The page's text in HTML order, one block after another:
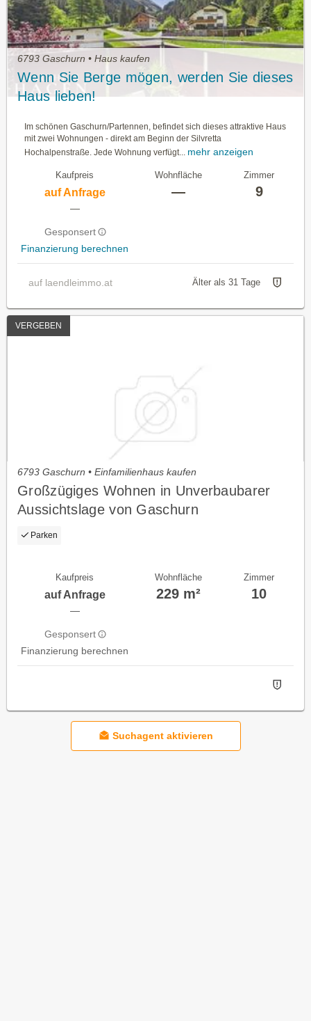
6793 Gaschurn • Haus kaufen
Wenn Sie Berge mögen, werden Sie dieses
Haus lieben!
Im schönen Gaschurn/Partennen, befindet sich dieses attraktive Haus
mit zwei Wohnungen - direkt am Beginn der Silvretta
Hochalpenstraße. Jede Wohnung verfügt...
mehr anzeigen
Kaufpreis
auf Anfrage
—
Gesponsert
Finanzierung berechnen
Wohnfläche
—
Zimmer
9
auf laendleimmo.at Älter als 31 Tage
VERGEBEN
6793 Gaschurn • Einfamilienhaus kaufen
Großzügiges Wohnen in Unverbaubarer
Aussichtslage von Gaschurn
Parken
Kaufpreis
auf Anfrage
—
Gesponsert
Finanzierung berechnen
Wohnfläche
229 m²
Zimmer
10
Suchagent aktivieren